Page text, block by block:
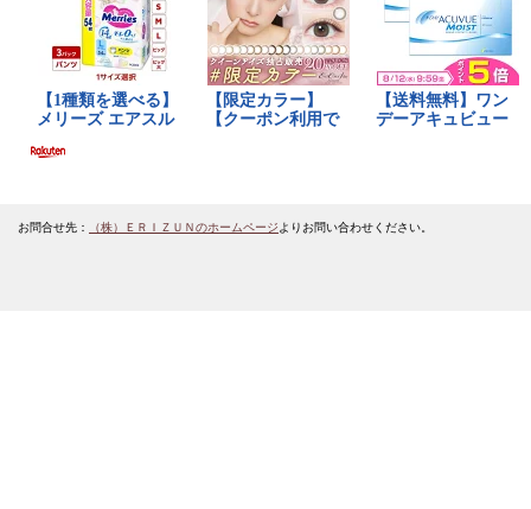
お問合せ先： （株）ＥＲＩＺＵＮのホームページ よりお問い合わせください。